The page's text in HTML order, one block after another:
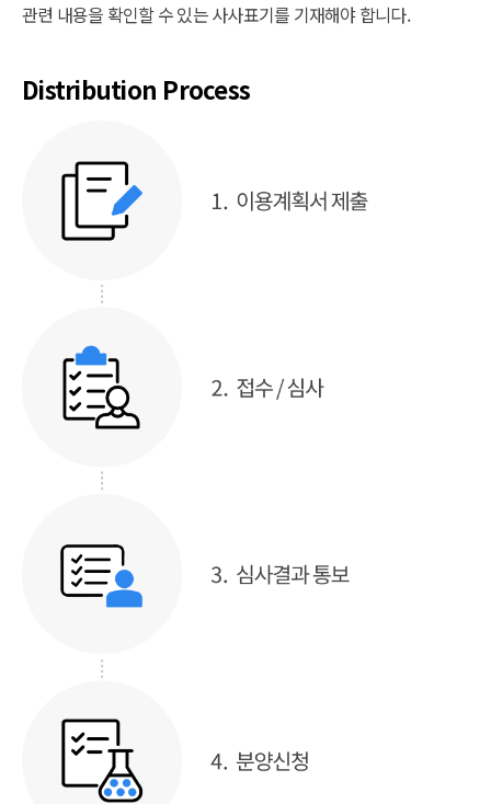
관련 내용을 확인할 수 있는 사사표기를 기재해야 합니다.
Distribution Process